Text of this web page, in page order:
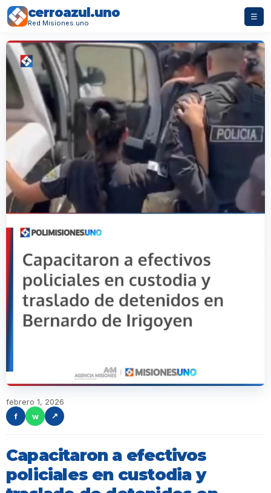
cerroazul.uno
Red Misiones.uno
☰
febrero 1, 2026
f
w ↗
Capacitaron a efectivos
policiales en custodia y